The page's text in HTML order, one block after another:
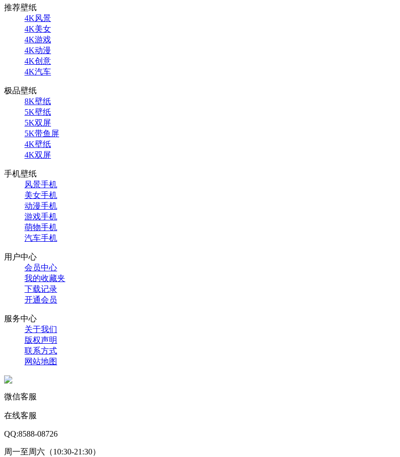
推荐壁纸
4K风景
4K美女
4K游戏
4K动漫
4K创意
4K汽车
极品壁纸
8K壁纸
5K壁纸
5K双屏
5K带鱼屏
4K壁纸
4K双屏
手机壁纸
风景手机
美女手机
动漫手机
游戏手机
萌物手机
汽车手机
用户中心
会员中心
我的收藏夹
下载记录
开通会员
服务中心
关于我们
版权声明
联系方式
网站地图
微信客服
在线客服
QQ:8588-08726
周一至周六（10:30-21:30）